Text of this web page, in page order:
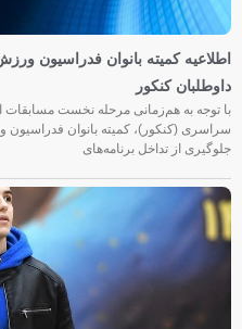
اطلاعیه کمیته بانوان فدراسیون
داوطلبان کنکور
با توجه به هم‌زمانی مرحله نخست مسابقات
سراسری (کنکور)، کمیته بانوان فدراسیون
جلوگیری از تداخل برنامه‌های